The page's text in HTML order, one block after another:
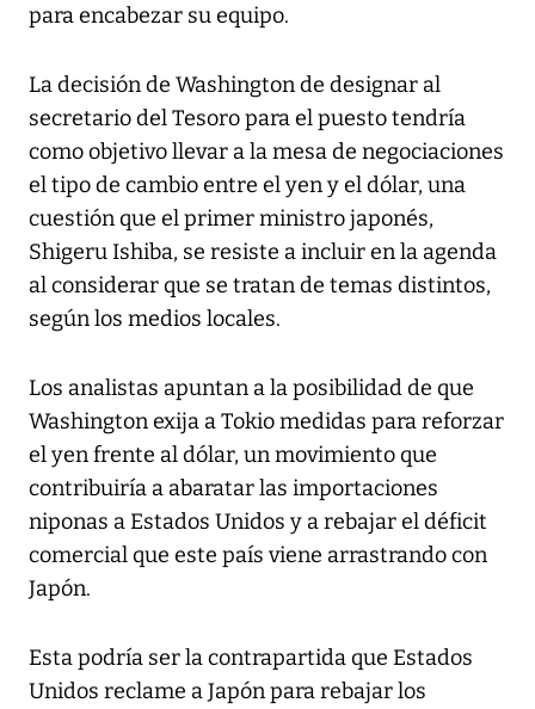
para encabezar su equipo.
La decisión de Washington de designar al
secretario del Tesoro para el puesto tendría
como objetivo llevar a la mesa de negociaciones
el tipo de cambio entre el yen y el dólar, una
cuestión que el primer ministro japonés,
Shigeru Ishiba, se resiste a incluir en la agenda
al considerar que se tratan de temas distintos,
según los medios locales.
Los analistas apuntan a la posibilidad de que
Washington exija a Tokio medidas para reforzar
el yen frente al dólar, un movimiento que
contribuiría a abaratar las importaciones
niponas a Estados Unidos y a rebajar el déficit
comercial que este país viene arrastrando con
Japón.
Esta podría ser la contrapartida que Estados
Unidos reclame a Japón para rebajar los